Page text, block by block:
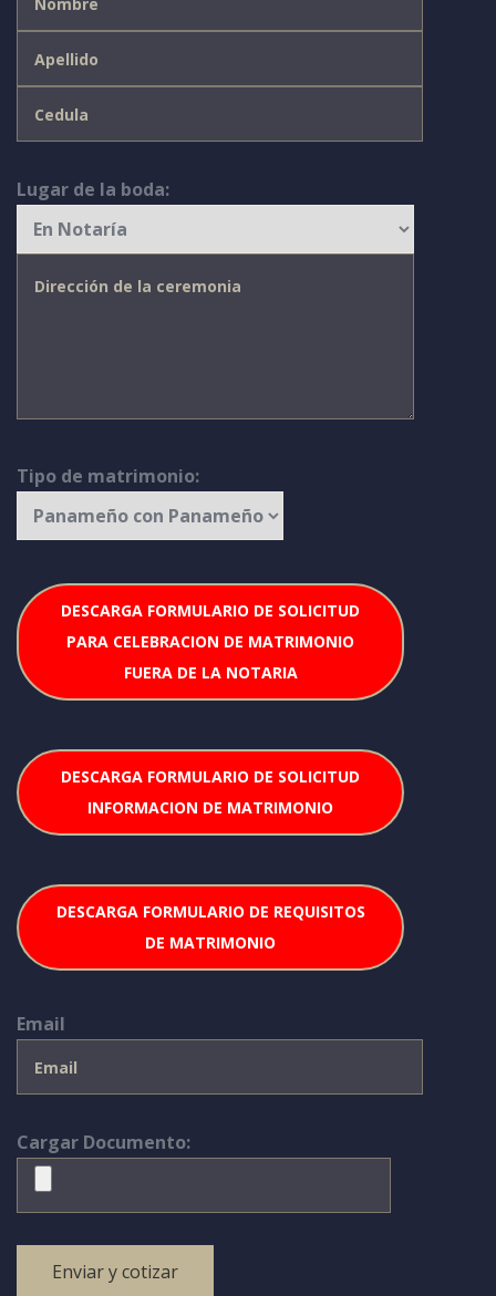
Lugar de la boda:
Tipo de matrimonio:
DESCARGA FORMULARIO DE SOLICITUD
PARA CELEBRACION DE MATRIMONIO
FUERA DE LA NOTARIA
DESCARGA FORMULARIO DE SOLICITUD
INFORMACION DE MATRIMONIO
DESCARGA FORMULARIO DE REQUISITOS
DE MATRIMONIO
Email
Cargar Documento: